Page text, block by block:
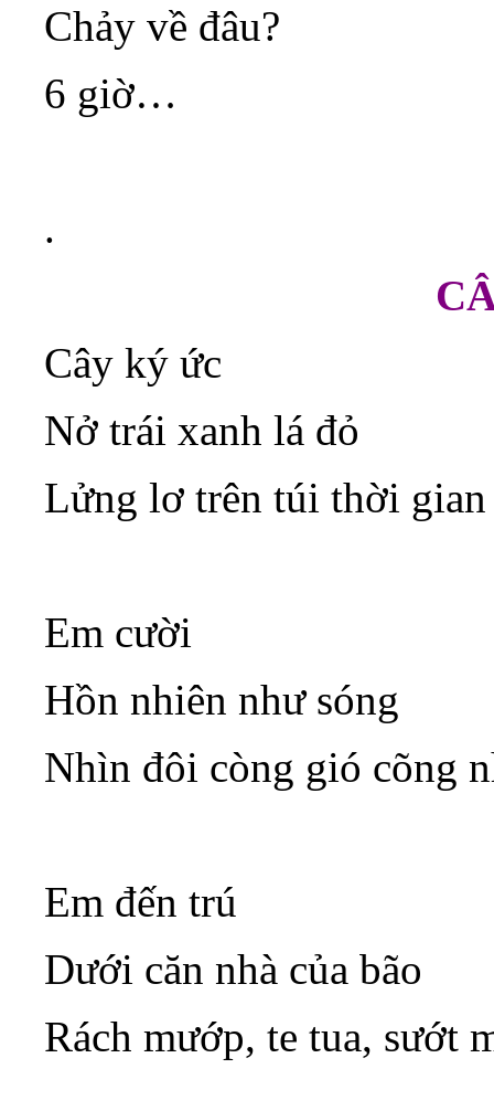
Chảy về đâu?
6 giờ…
.
Cây ký ức
Nở trái xanh lá đỏ
Lửng lơ trên túi thời gian
Em cười
Hồn nhiên như sóng
Nhìn đôi còng gió cõng
Em đến trú
Dưới căn nhà của bão
Rách mướp, te tua, sướt